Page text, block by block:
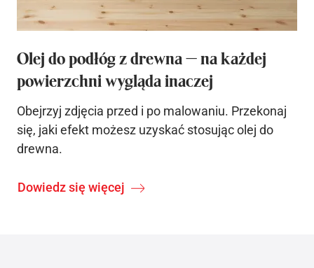
Olej do podłóg z drewna — na każdej
powierzchni wygląda inaczej
Obejrzyj zdjęcia przed i po malowaniu. Przekonaj
się, jaki efekt możesz uzyskać stosując olej do
drewna.
Dowiedz się więcej